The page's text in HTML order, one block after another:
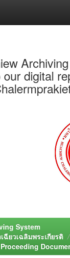
digital
System
ฉียวเฉลิมพระเกียรติ